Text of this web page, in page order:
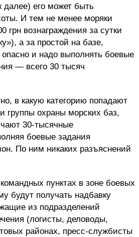
его может быть
И тем не менее моряки
грн вознаграждения за сутки
а за простой на базе,
опасно и надо выполнять боевые
— всего 30 тысяч
в какую категорию попадают
группы охраны морских баз,
30-тысячные
боевые задания
По ним никаких разъяснений
пунктах в зоне боевых
будут получать надбавку
из подразделений
(логисты, деловоды,
районах, пресс-службисты